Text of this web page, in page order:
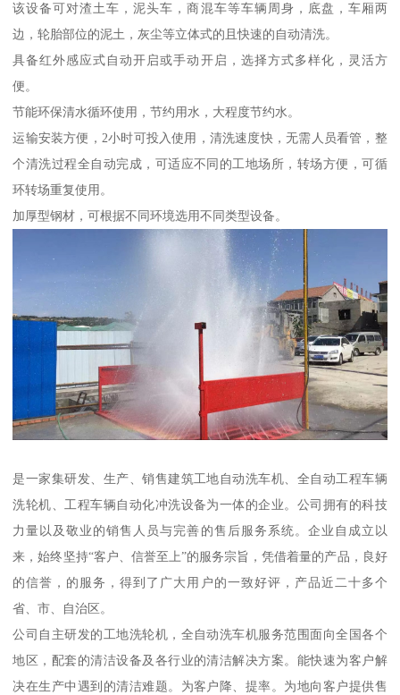
该设备可对渣土车，泥头车，商混车等车辆周身，底盘，车厢两
边，轮胎部位的泥土，灰尘等立体式的且快速的自动清洗。
具备红外感应式自动开启或手动开启，选择方式多样化，灵活方
便。
节能环保清水循环使用，节约用水，大程度节约水。
运输安装方便，2小时可投入使用，清洗速度快，无需人员看管，整
个清洗过程全自动完成，可适应不同的工地场所，转场方便，可循
环转场重复使用。
加厚型钢材，可根据不同环境选用不同类型设备。
是一家集研发、生产、销售建筑工地自动洗车机、全自动工程车辆
洗轮机、工程车辆自动化冲洗设备为一体的企业。公司拥有的科技
力量以及敬业的销售人员与完善的售后服务系统。企业自成立以
来，始终坚持“客户、信誉至上”的服务宗旨，凭借着量的产品，良好
的信誉，的服务，得到了广大用户的一致好评，产品近二十多个
省、市、自治区。
公司自主研发的工地洗轮机，全自动洗车机服务范围面向全国各个
地区，配套的清洁设备及各行业的清洁解决方案。能快速为客户解
决在生产中遇到的清洁难题。为客户降、提率。为地向客户提供售